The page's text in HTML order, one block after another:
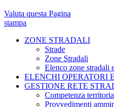
Valuta questa Pagina
stampa
ZONE STRADALI
Strade
Zone Stradali
Elenco zone stradali
ELENCHI OPERATORI
GESTIONE RETE
Competenza
Provvedimenti